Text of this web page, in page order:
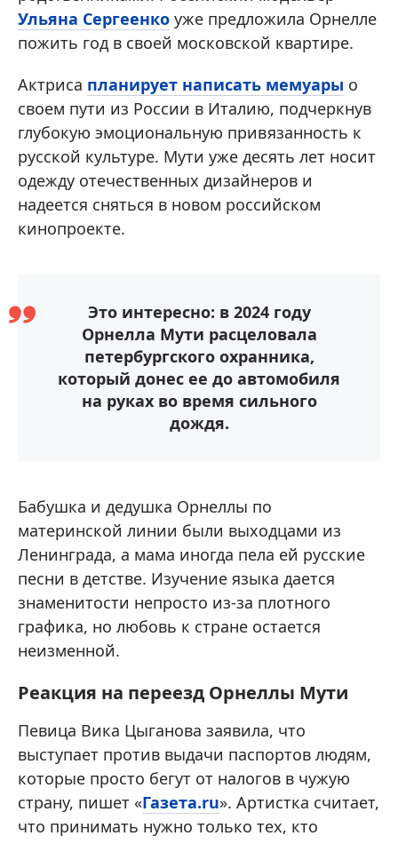
Ульяна Сергеенко уже предложила Орнелле
пожить год в своей московской квартире.
Актриса планирует написать мемуары о
своем пути из России в Италию, подчеркнув
глубокую эмоциональную привязанность к
русской культуре. Мути уже десять лет носит
одежду отечественных дизайнеров и
надеется сняться в новом российском
кинопроекте.
Это интересно: в 2024 году
Орнелла Мути расцеловала
петербургского охранника,
который донес ее до автомобиля
на руках во время сильного
дождя.
Бабушка и дедушка Орнеллы по
материнской линии были выходцами из
Ленинграда, а мама иногда пела ей русские
песни в детстве. Изучение языка дается
знаменитости непросто из-за плотного
графика, но любовь к стране остается
неизменной.
Реакция на переезд Орнеллы Мути
Певица Вика Цыганова заявила, что
выступает против выдачи паспортов людям,
которые просто бегут от налогов в чужую
страну, пишет «Газета.ru». Артистка считает,
что принимать нужно только тех, кто